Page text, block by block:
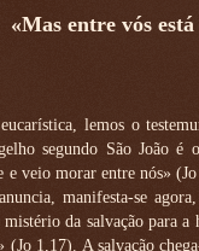
«Mas entre vós
lemos o
segundo São João
e veio morar entre nós»
manifesta-se
da salvação para a
1,17). A salvação